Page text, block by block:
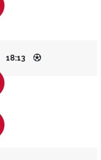
18:13